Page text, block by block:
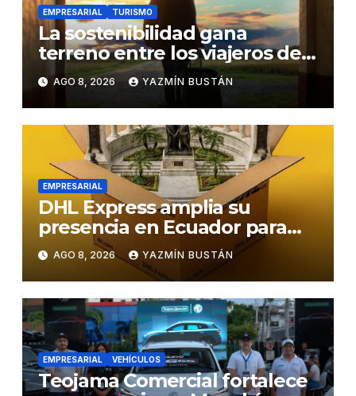
EMPRESARIAL TURISMO
La sostenibilidad gana
terreno entre los viajeros de
negocios
AGO 8, 2026 YAZMÍN BUSTÁN
EMPRESARIAL
DHL Express amplia su
presencia en Ecuador para
responder al crecimiento de
las exportaciones
AGO 8, 2026 YAZMÍN BUSTÁN
EMPRESARIAL VEHÍCULOS
Teojama Comercial fortalece